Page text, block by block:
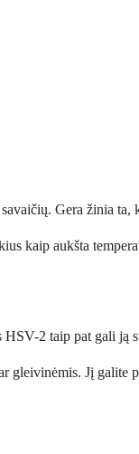
Gera žinia
kaip aukšta
2 taip pat gali
gleivinėmis. Jį